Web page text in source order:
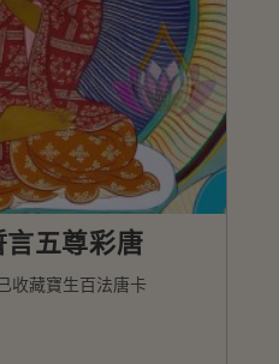
言五尊彩唐
收藏寶生百法唐卡